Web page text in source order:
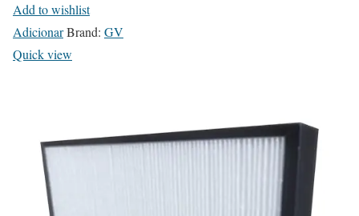
Add to wishlist
AdicionarBrand: GV
Quick view